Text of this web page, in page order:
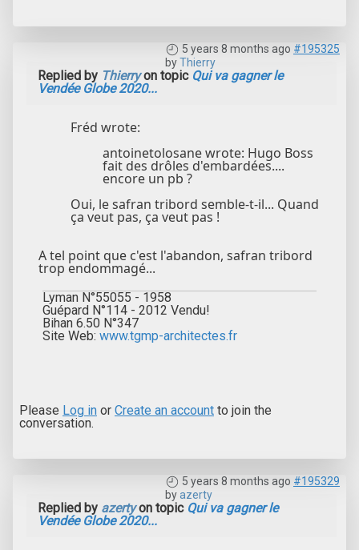
5 years 8 months ago #195325
byThierry
Replied by Thierryon topic Qui va gagner le
Vendée Globe 2020...
Fréd wrote:
antoinetolosane wrote: Hugo Boss
fait des drôles d'embardées....
encore un pb ?
Oui, le safran tribord semble-t-il... Quand
ça veut pas, ça veut pas !
A tel point que c'est l'abandon, safran tribord
trop endommagé...
Lyman N°55055 - 1958
Guépard N°114 - 2012 Vendu!
Bihan 6.50 N°347
Site Web: www.tgmp-architectes.fr
Please Log in or Create an account to join the
conversation.
5 years 8 months ago #195329
byazerty
Replied by azertyon topic Qui va gagner le
Vendée Globe 2020...